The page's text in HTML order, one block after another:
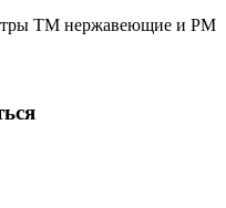
ТМ нержавеющие и РМ